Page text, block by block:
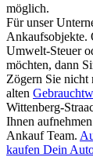
möglich.
Für unser
Ankaufsobjekte.
Umwelt-Steuer
möchten, dann
Zögern Sie nicht
alten
Wittenberg-
Ihnen
Ankauf Team.
kaufen Dein